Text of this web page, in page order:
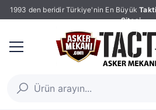
1993 den beridir Türkiye'nin En Büyük
Sitesi